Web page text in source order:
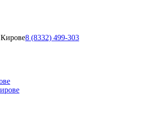
8 (8332) 499-303